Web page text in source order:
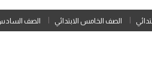
Skip
to
الصف الخامس الابتدائي الصف السادس